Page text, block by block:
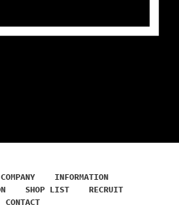
COMPANY
INFORMATION
SHOP LIST
RECRUIT
CONTACT